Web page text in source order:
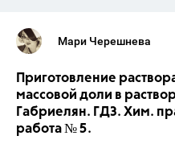
Мари Черешнева
Приготовление
массовой доли в
Габриелян. ГДЗ. Хим.
работа № 5.